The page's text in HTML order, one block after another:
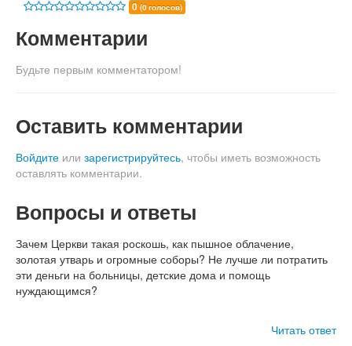
0 (0 голосов)
Комментарии
Будьте первым комментатором!
Оставить комментарии
Войдите или зарегистрируйтесь, чтобы иметь возможность
оставлять комментарии.
Вопросы и ответы
Зачем Церкви такая роскошь, как пышное облачение,
золотая утварь и огромные соборы? Не лучше ли потратить
эти деньги на больницы, детские дома и помощь
нуждающимся?
Читать ответ